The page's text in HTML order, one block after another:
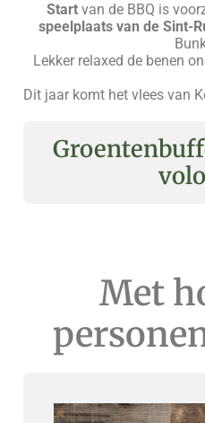
Startvan de BBQ is
speelplaats van de Sint-
Lekker relaxed de benen
Dit jaar komt het vlees van
Met